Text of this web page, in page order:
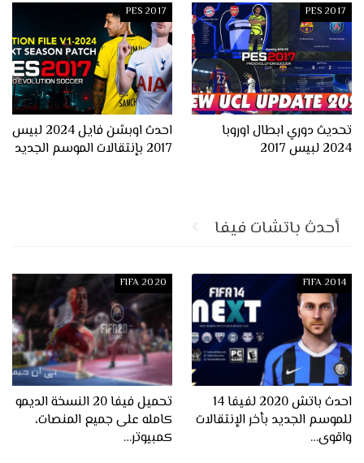
PES 2017
تحديث دوري ابطال اوروبا
2024 لبيس 2017
PES 2017
احدث اوبشن فايل 2024 لبيس
2017 بإنتقالات الموسم الجديد
أحدث باتشات فيفا
FIFA 2014
احدث باتش 2020 لفيفا 14
للموسم الجديد بأخر الإنتقالات
واقوى…
FIFA 2020
تحميل فيفا 20 النسخة الديمو
كامله على جميع المنصات،
كمبيوتر…